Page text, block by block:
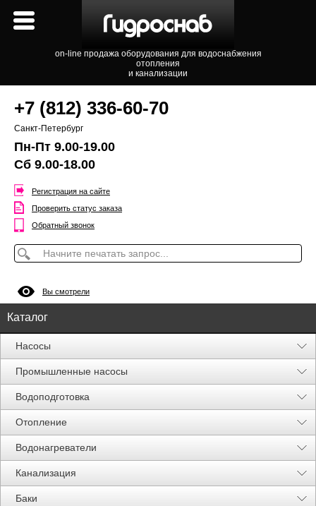
on-line продажа оборудования для водоснабжения
отопления
и канализации
+7 (812) 336-60-70
Санкт-Петербург
Пн-Пт 9.00-19.00
Сб 9.00-18.00
Регистрация на сайте
Проверить статус заказа
Обратный звонок
Вы смотрели
Каталог
Насосы
Промышленные насосы
Водоподготовка
Отопление
Водонагреватели
Канализация
Баки